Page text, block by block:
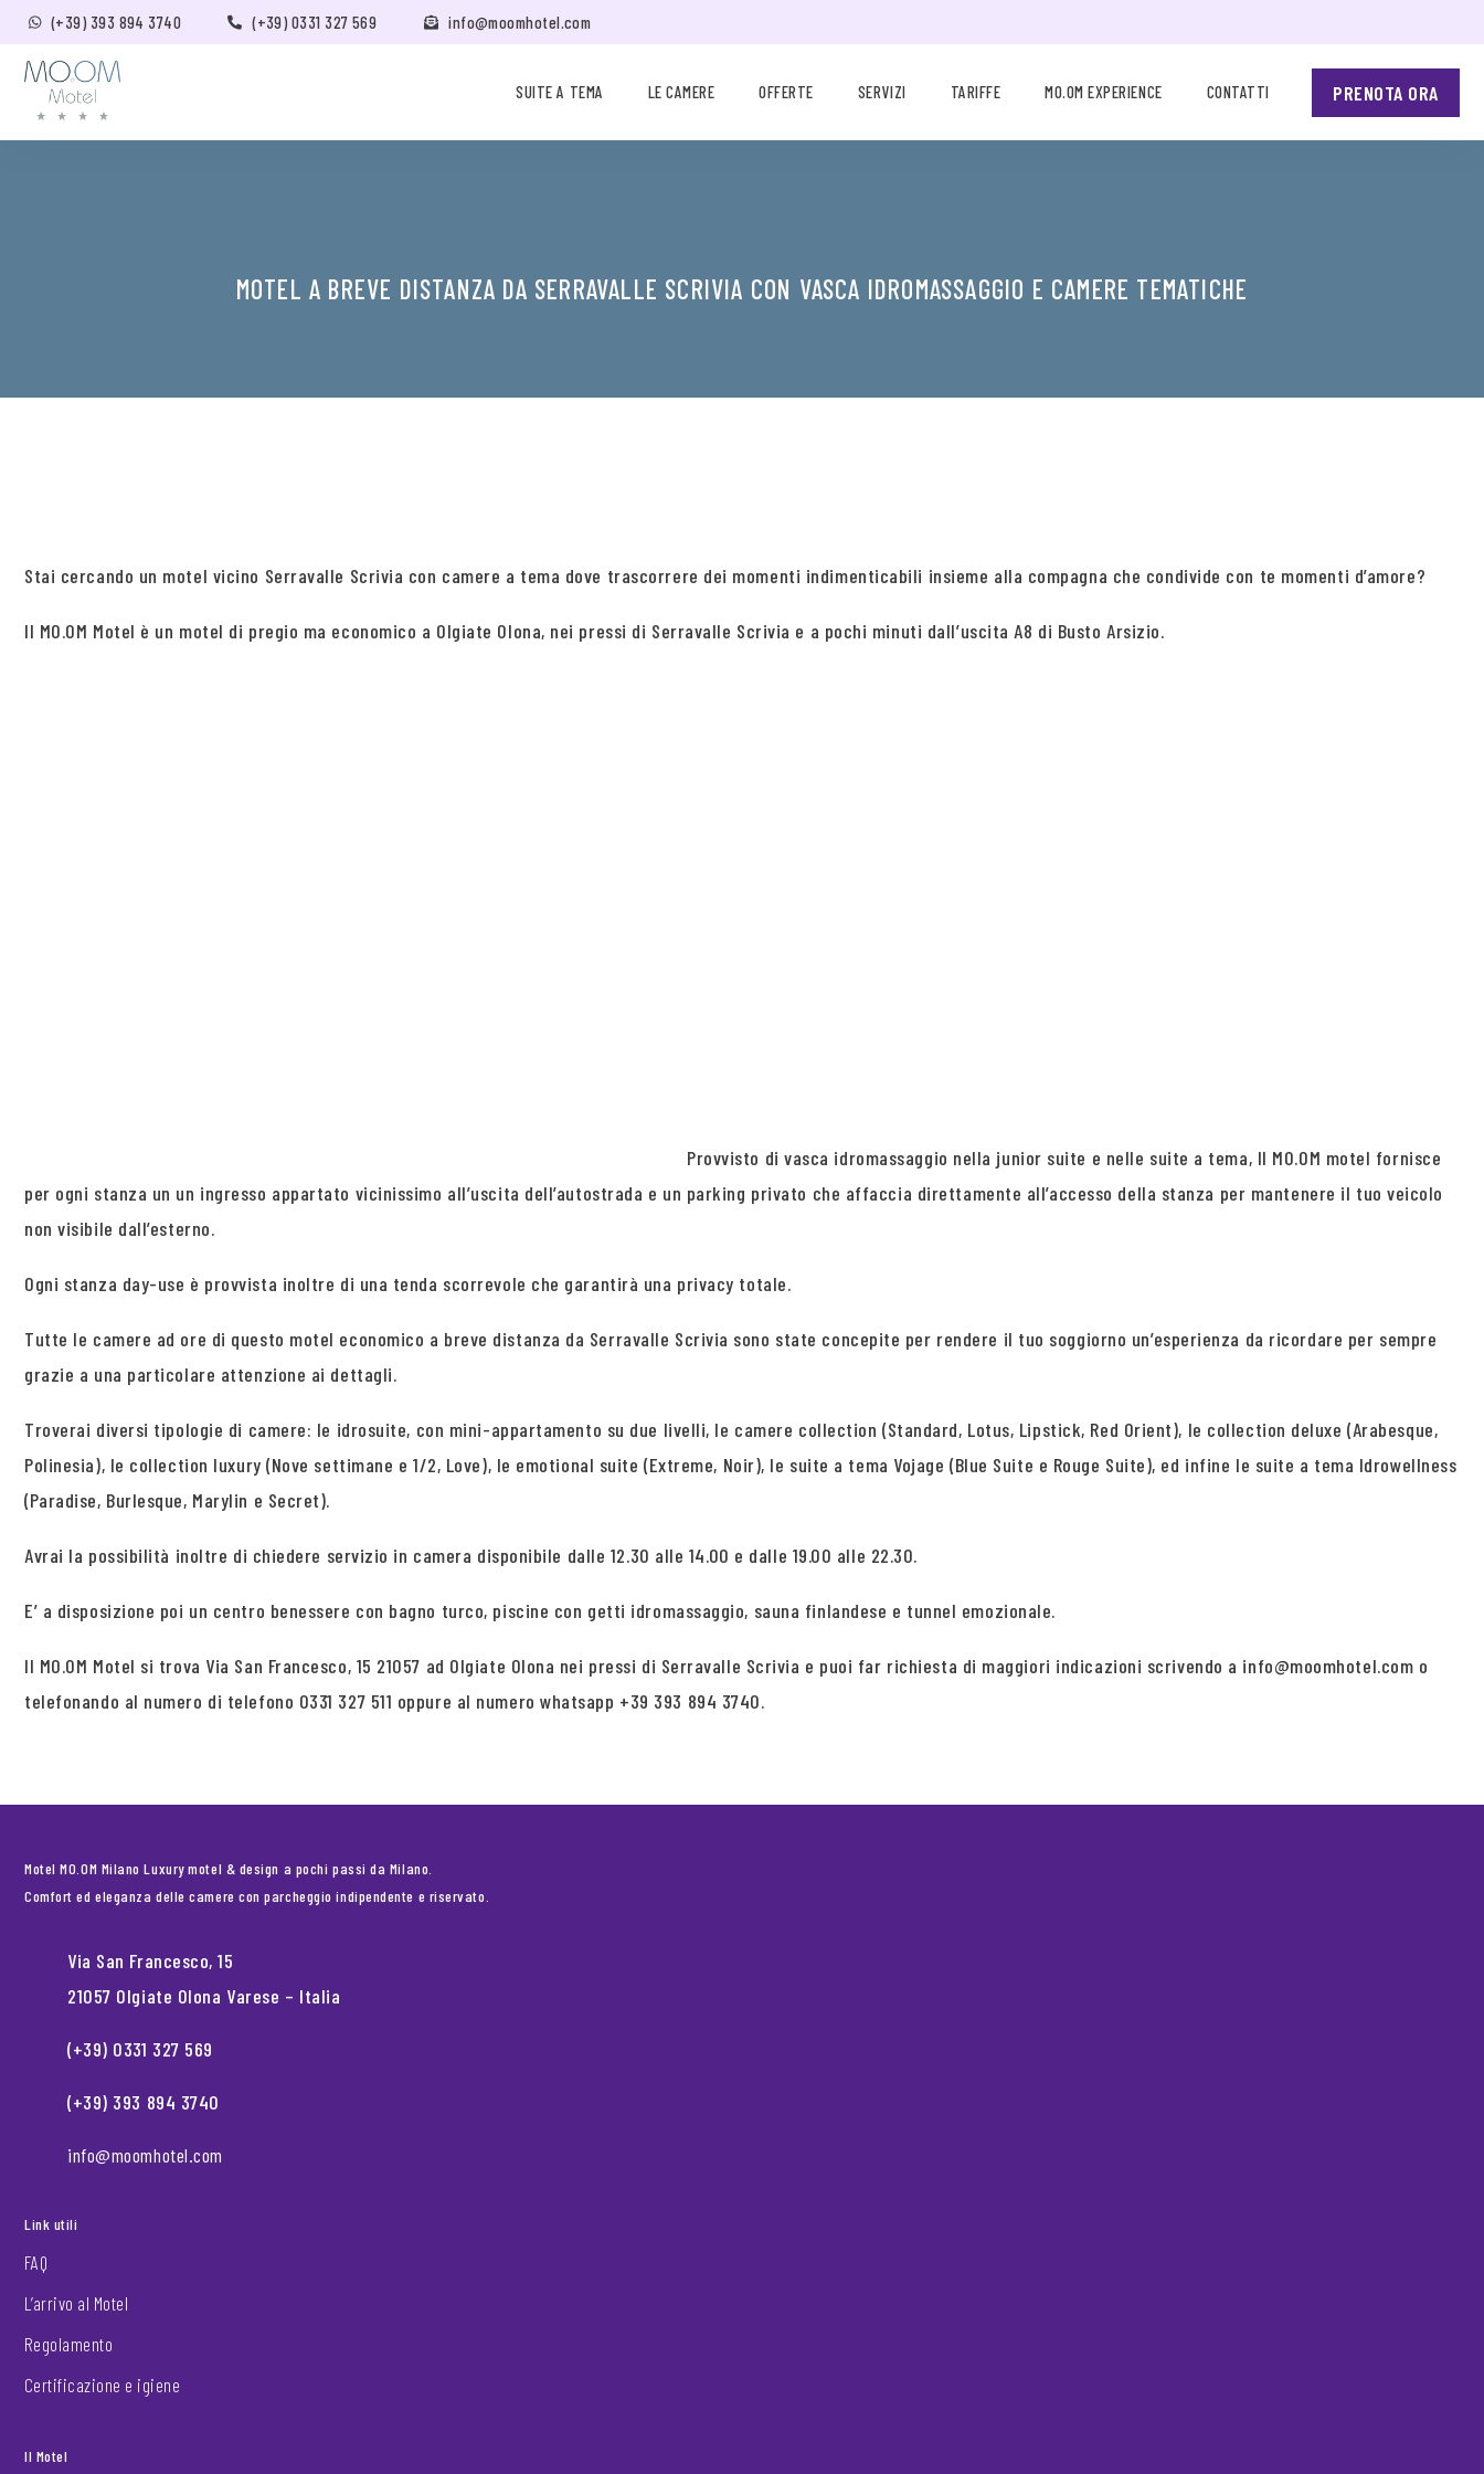
(+39) 393 894 3740 (+39) 0331 327 569 info@moomhotel.com
SUITE A TEMA LE CAMERE OFFERTE SERVIZI TARIFFE MO.OM EXPERIENCE CONTATTI PRENOTA ORA
MOTEL A BREVE DISTANZA DA SERRAVALLE SCRIVIA CON VASCA IDROMASSAGGIO E CAMERE TEMATICHE
Stai cercando un motel vicino Serravalle Scrivia con camere a tema dove trascorrere dei momenti indimenticabili insieme alla compagna che condivide con te momenti d’amore?
Il MO.OM Motel è un motel di pregio ma economico a Olgiate Olona, nei pressi di Serravalle Scrivia e a pochi minuti dall’uscita A8 di Busto Arsizio.
Provvisto di vasca idromassaggio nella junior suite e nelle suite a tema, Il MO.OM motel fornisce
per ogni stanza un un ingresso appartato vicinissimo all’uscita dell’autostrada e un parking privato che affaccia direttamente all’accesso della stanza per mantenere il tuo veicolo
non visibile dall’esterno.
Ogni stanza day-use è provvista inoltre di una tenda scorrevole che garantirà una privacy totale.
Tutte le camere ad ore di questo motel economico a breve distanza da Serravalle Scrivia sono state concepite per rendere il tuo soggiorno un’esperienza da ricordare per sempre
grazie a una particolare attenzione ai dettagli.
Troverai diversi tipologie di camere: le idrosuite, con mini-appartamento su due livelli, le camere collection (Standard, Lotus, Lipstick, Red Orient), le collection deluxe (Arabesque,
Polinesia), le collection luxury (Nove settimane e 1/2, Love), le emotional suite (Extreme, Noir), le suite a tema Vojage (Blue Suite e Rouge Suite), ed infine le suite a tema Idrowellness
(Paradise, Burlesque, Marylin e Secret).
Avrai la possibilità inoltre di chiedere servizio in camera disponibile dalle 12.30 alle 14.00 e dalle 19.00 alle 22.30.
E’ a disposizione poi un centro benessere con bagno turco, piscine con getti idromassaggio, sauna finlandese e tunnel emozionale.
Il MO.OM Motel si trova Via San Francesco, 15 21057 ad Olgiate Olona nei pressi di Serravalle Scrivia e puoi far richiesta di maggiori indicazioni scrivendo a info@moomhotel.com o
telefonando al numero di telefono 0331 327 511 oppure al numero whatsapp +39 393 894 3740.
Motel MO.OM Milano Luxury motel & design a pochi passi da Milano.
Comfort ed eleganza delle camere con parcheggio indipendente e riservato.
Via San Francesco, 15
21057 Olgiate Olona Varese – Italia
(+39) 0331 327 569
(+39) 393 894 3740
info@moomhotel.com
Link utili
FAQ
L’arrivo al Motel
Regolamento
Certificazione e igiene
Il Motel